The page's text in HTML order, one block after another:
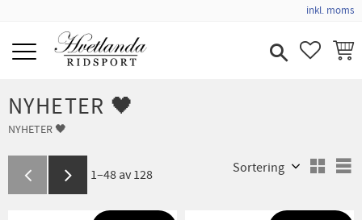
inkl. moms
NYHETER 🖤
NYHETER 🖤
1–48 av 128